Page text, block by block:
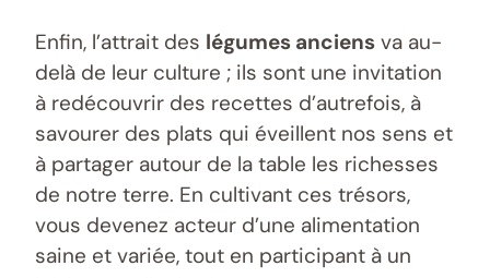
Enfin, l’attrait des légumes anciens va au-
delà de leur culture ; ils sont une invitation
à redécouvrir des recettes d’autrefois, à
savourer des plats qui éveillent nos sens et
à partager autour de la table les richesses
de notre terre. En cultivant ces trésors,
vous devenez acteur d’une alimentation
saine et variée, tout en participant à un